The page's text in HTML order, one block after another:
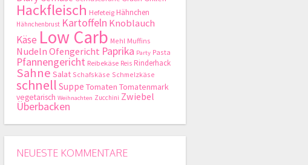
Hackfleisch Hefeteig Hähnchen
Hähnchenbrust Kartoffeln Knoblauch
Käse Low Carb Mehl Muffins
NudelnOfengericht Paprika Party Pasta
Pfannengericht Reibekäse Reis Rinderhack
Sahne Salat Schafskäse Schmelzkäse
schnell Suppe Tomaten Tomatenmark
vegetarisch Weihnachten Zucchini Zwiebel
Überbacken
NEUESTE KOMMENTARE